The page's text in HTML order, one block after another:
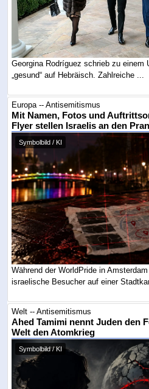
Georgina Rodríguez schrieb zu einem
„gesund“ auf Hebräisch. Zahlreiche ...
Europa -- Antisemitismus
Mit Namen, Fotos und
Flyer stellen Israelis an den
Symbolbild / KI
Während der WorldPride in
israelische Besucher auf einer
Welt -- Antisemitismus
Ahed Tamimi nennt Juden den
Welt den Atomkrieg
Symbolbild / KI